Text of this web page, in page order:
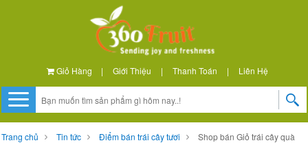
Giỏ Hàng | Giới Thiệu | Thanh Toán | Liên Hệ
Trang chủ Tin tức Điểm bán trái cây tươi
Shop bán Giỏ trái cây quà